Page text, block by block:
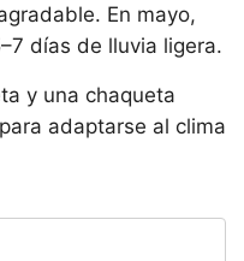
En mayo,
días de lluvia ligera.
y una chaqueta
adaptarse al clima